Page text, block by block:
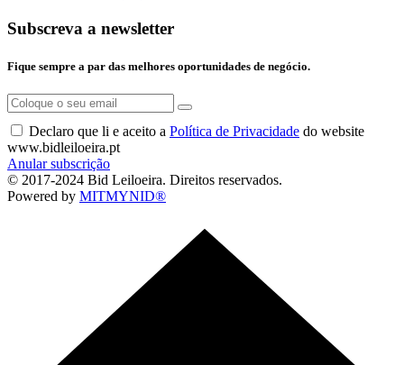
Subscreva a newsletter
Fique sempre a par das melhores oportunidades de negócio.
Declaro que li e aceito a Política de Privacidade do website
www.bidleiloeira.pt
Anular subscrição
© 2017-2024 Bid Leiloeira. Direitos reservados.
Powered by MITMYNID®